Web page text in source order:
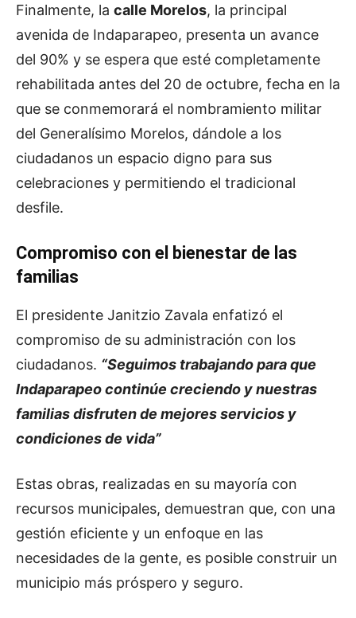
Finalmente, la calle Morelos, la principal
avenida de Indaparapeo, presenta un avance
del 90% y se espera que esté completamente
rehabilitada antes del 20 de octubre, fecha en la
que se conmemorará el nombramiento militar
del Generalísimo Morelos, dándole a los
ciudadanos un espacio digno para sus
celebraciones y permitiendo el tradicional
desfile.
Compromiso con el bienestar de las
familias
El presidente Janitzio Zavala enfatizó el
compromiso de su administración con los
ciudadanos. “Seguimos trabajando para que
Indaparapeo continúe creciendo y nuestras
familias disfruten de mejores servicios y
condiciones de vida”
Estas obras, realizadas en su mayoría con
recursos municipales, demuestran que, con una
gestión eficiente y un enfoque en las
necesidades de la gente, es posible construir un
municipio más próspero y seguro.